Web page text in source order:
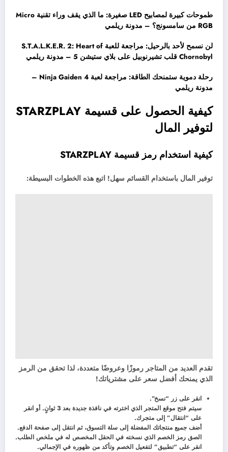
طموحات كبيرة لمصابيح LED صغيرة: ما الذي يقف وراء تقنية Micro
RGB من سامسونج؟ – مدونة ريلمي
لن نسمح لأحد بالرحيل: مراجعة للعبة S.T.A.L.K.E.R. 2: Heart of
Chornobyl قلب تشيرنوبيل على بلاي ستيشن 5 – مدونة ريلمي
رحلة دموية ستمنحك الطاقة: مراجعة لعبة Ninja Gaiden 4 –
مدونة ريلمي
كيفية الحصول على قسيمة STARZPLAY
لتوفير المال
كيفية استخدام رمز قسيمة STARZPLAY
توفير المال باستخدام القسائم سهل! اتبع هذه الخطوات البسيطة:
تقدم العديد من المتاجر رموزًا وعروضًا متعددة، لذا تحقق من الرمز
الذي يمنحك أفضل سعر على مشترياتك!
انقر على زر “نسخ”.
سيتم فتح موقع المتجر الذي اخترته في نافذة جديدة بعد 3 ثوانٍ. أو انقر
على “انتقال” إلى متجرك.
أضف جميع منتجاتك المفضلة إلى سلة التسوق، ثم انتقل إلى صفحة الدفع.
الصق رمز الخصم الذي نسخته في الحقل المخصص له في ملخص الطلب.
انقر على “تطبيق” لتفعيل الخصم وتأكد من ظهوره في الإجمالي.